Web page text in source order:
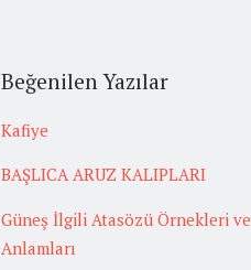
Beğenilen Yazılar
Kafiye
BAŞLICA ARUZ KALIPLARI
Güneş İlgili Atasözü Örnekleri ve
Anlamları